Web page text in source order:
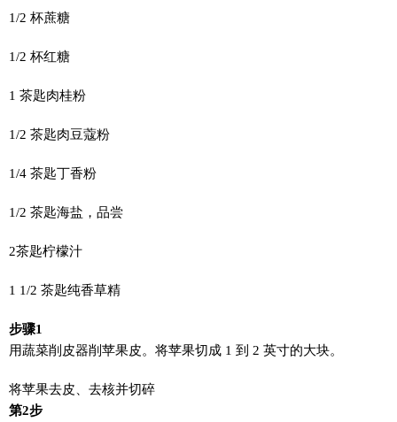
1/2 杯蔗糖
1/2 杯红糖
1 茶匙肉桂粉
1/2 茶匙肉豆蔻粉
1/4 茶匙丁香粉
1/2 茶匙海盐，品尝
2茶匙柠檬汁
1 1/2 茶匙纯香草精
步骤1
用蔬菜削皮器削苹果皮。将苹果切成 1 到 2 英寸的大块。
将苹果去皮、去核并切碎
第2步